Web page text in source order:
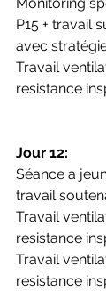
P15 + travail
avec
Travail
resistance
Jour 12:
Séance a
travail
Travail
resistance
Travail
resistance